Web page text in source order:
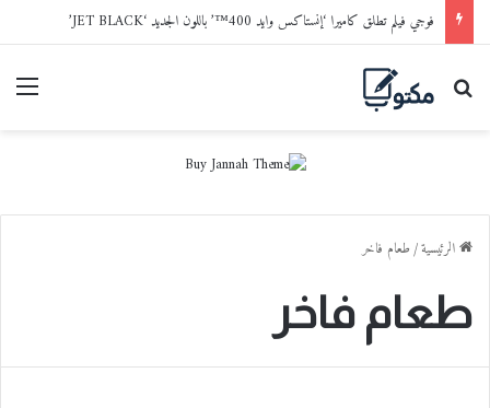
فوجي فيلم تطلق كاميرا ‘إنستاكس وايد 400™’ باللون الجديد ‘JET BLACK’
بحث عن
الرئيسية/طعام فاخر
طعام فاخر